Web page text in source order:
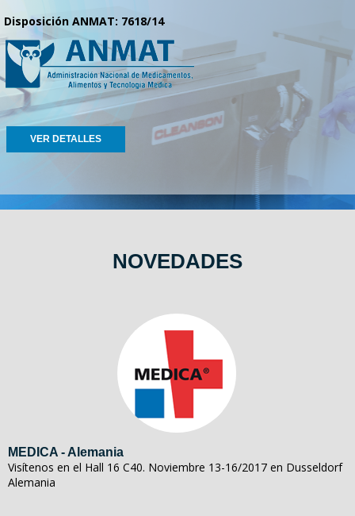
Disposición ANMAT: 7618/14
VER DETALLES
NOVEDADES
MEDICA - Alemania
Visítenos en el Hall 16 C40. Noviembre 13-16/2017 en Dusseldorf
Alemania